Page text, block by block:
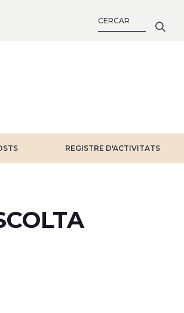
REGISTRE D'ACTIVITATS